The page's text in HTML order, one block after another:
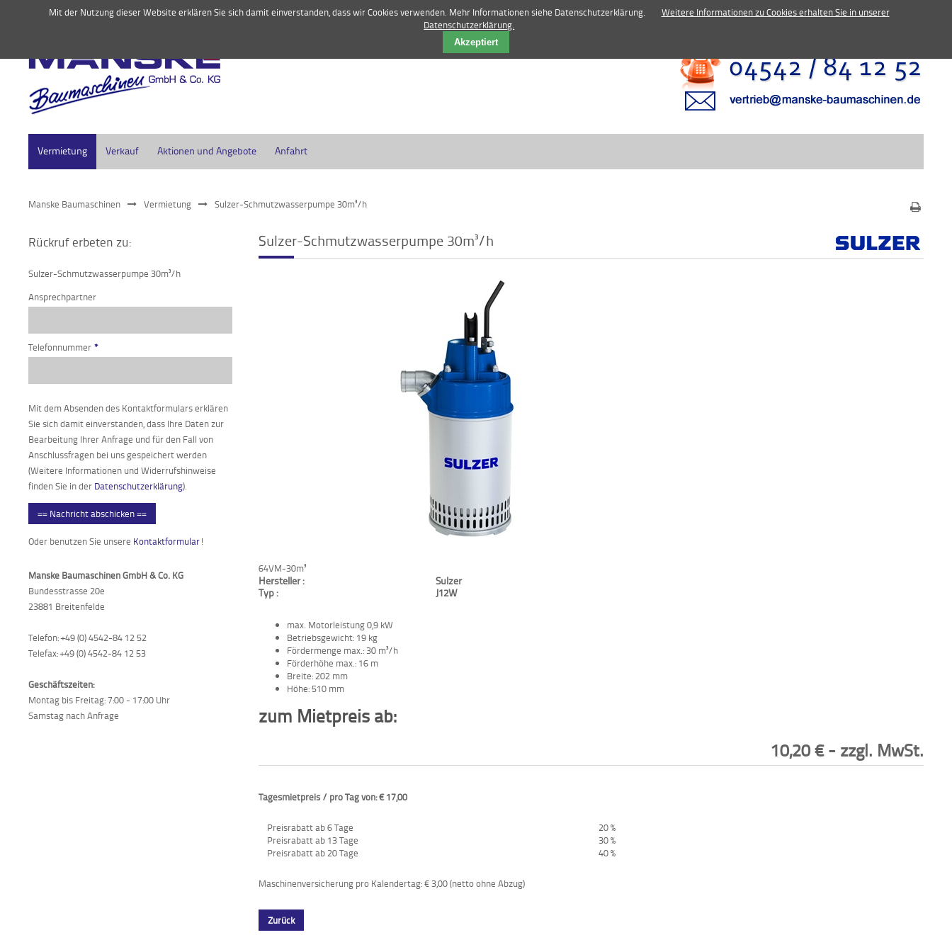
04542 84 12 52 | vertrieb@manske-baumaschinen.de
Vermietung Verkauf Aktionen und Angebote Anfahrt
Manske Baumaschinen Vermietung Sulzer-Schmutzwasserpumpe 30m³/h
Sulzer-Schmutzwasserpumpe 30m³/h
64VM-30m³
Hersteller :
Sulzer
Typ :
J12W
max. Motorleistung 0,9 kW
Betriebsgewicht: 19 kg
Fördermenge max.: 30 m³/h
Förderhöhe max.: 16 m
Breite: 202 mm
Höhe: 510 mm
zum Mietpreis ab:
10,20€- zzgl. MwSt.
Tagesmietpreis / pro Tag von: € 17,00
Preisrabatt ab 6 Tage
Preisrabatt ab 13 Tage
Preisrabatt ab 20 Tage
20 %
30 %
40 %
Maschinenversicherung pro Kalendertag: € 3,00 (netto ohne Abzug)
Zurück
Rückruf erbeten zu:
Sulzer-Schmutzwasserpumpe 30m³/h
Ansprechpartner
Telefonnummer *
Mit dem Absenden des Kontaktformulars erklären
Sie sich damit einverstanden, dass Ihre Daten zur
Bearbeitung Ihrer Anfrage und für den Fall von
Anschlussfragen bei uns gespeichert werden
(Weitere Informationen und Widerrufshinweise
finden Sie in der Datenschutzerklärung).
== Nachricht abschicken ==
Oder benutzen Sie unsere Kontaktformular!
Manske Baumaschinen GmbH & Co. KG
Bundesstrasse 20e
23881 Breitenfelde
Telefon: +49 (0) 4542-84 12 52
Telefax: +49 (0) 4542-84 12 53
Geschäftszeiten:
Montag bis Freitag: 7:00 - 17:00 Uhr
Samstag nach Anfrage
Mit der Nutzung dieser Website erklären Sie sich damit einverstanden, dass wir Cookies verwenden. Mehr Informationen siehe Datenschutzerklärung.
Weitere Informationen zu Cookies erhalten Sie in unserer
Datenschutzerklärung.
Akzeptiert